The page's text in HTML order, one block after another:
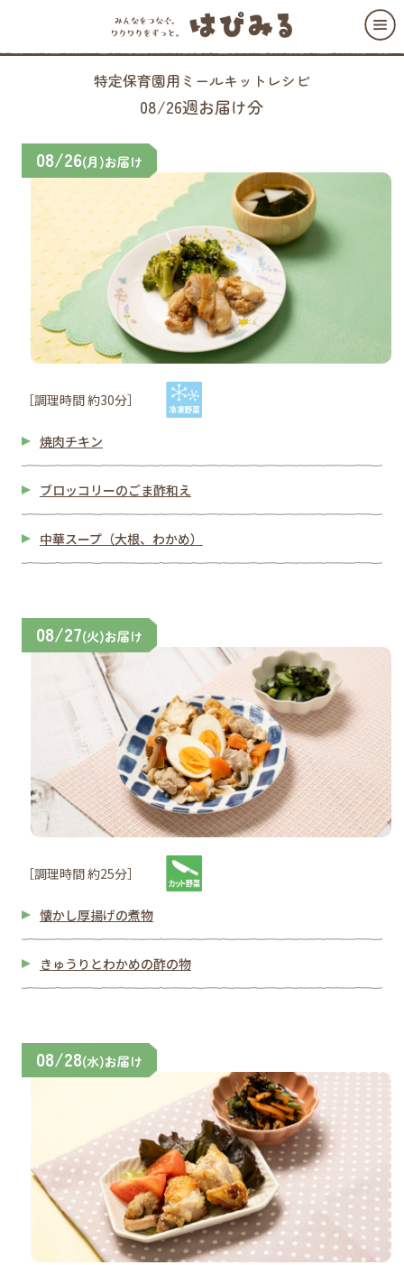
特定保育園用ミールキットレシピ
08/26週お届け分
08/26(月)お届け
［調理時間 約30分］
焼肉チキン
ブロッコリーのごま酢和え
中華スープ（大根、わかめ）
08/27(火)お届け
［調理時間 約25分］
懐かし厚揚げの煮物
きゅうりとわかめの酢の物
08/28(水)お届け